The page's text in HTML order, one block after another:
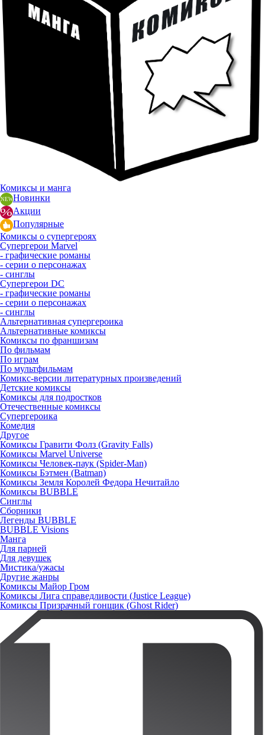
Комиксы и манга
Новинки
Акции
Популярные
Комиксы о супергероях
Супергерои Marvel
- графические романы
- серии о персонажах
- синглы
Супергерои DC
- графические романы
- серии о персонажах
- синглы
Альтернативная супергероика
Альтернативные комиксы
Комиксы по франшизам
По фильмам
По играм
По мультфильмам
Комикс-версии литературных произведений
Детские комиксы
Комиксы для подростков
Отечественные комиксы
Супергероика
Комедия
Другое
Комиксы Гравити Фолз (Gravity Falls)
Комиксы Marvel Universe
Комиксы Человек-паук (Spider-Man)
Комиксы Бэтмен (Batman)
Комиксы Земля Королей Федора Нечитайло
Комиксы BUBBLE
Синглы
Сборники
Легенды BUBBLE
BUBBLE Visions
Манга
Для парней
Для девушек
Мистика/ужасы
Другие жанры
Комиксы Майор Гром
Комиксы Лига справедливости (Justice League)
Комиксы Призрачный гонщик (Ghost Rider)